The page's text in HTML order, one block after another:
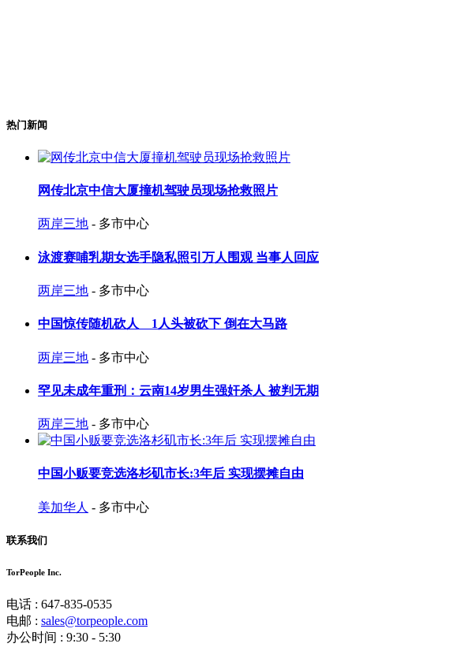
热门新闻
网传北京中信大厦撞机驾驶员现场抢救照片
两岸三地 - 多市中心
泳渡赛哺乳期女选手隐私照引万人围观 当事人回应
两岸三地 - 多市中心
中国惊传随机砍人 1人头被砍下 倒在大马路
两岸三地 - 多市中心
罕见未成年重刑：云南14岁男生强奸杀人 被判无期
两岸三地 - 多市中心
中国小贩要竞选洛杉矶市长:3年后 实现摆摊自由
美加华人 - 多市中心
联系我们
TorPeople Inc.
电话 : 647-835-0535
电邮 : sales@torpeople.com
办公时间 : 9:30 - 5:30